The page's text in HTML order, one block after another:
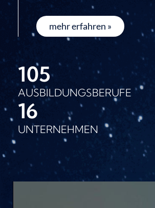
mehr erfahren »
AUSBILDUNGSBERUFE
105
UNTERNEHMEN
16